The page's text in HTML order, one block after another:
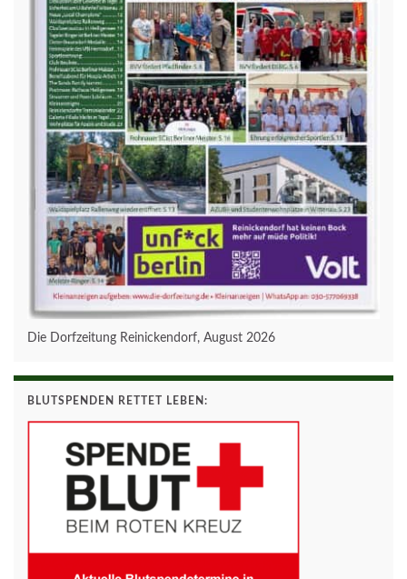
Die Dorfzeitung Reinickendorf, August 2026
BLUTSPENDEN RETTET LEBEN: